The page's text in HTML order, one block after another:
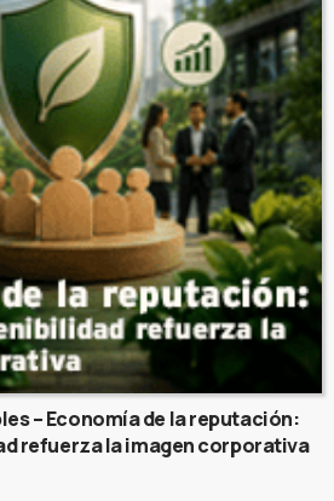
– Economía de la reputación:
refuerza la imagen corporativa